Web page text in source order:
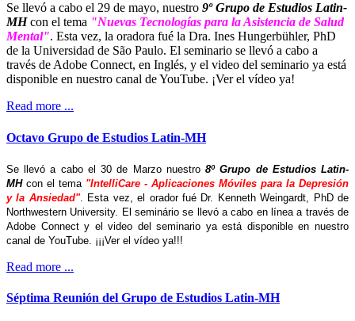
Se llevó a cabo el 29 de mayo, nuestro 9º Grupo de Estudios Latin-
MHcon el tema "Nuevas Tecnologías para la Asistencia de Salud
Mental". Esta vez, la oradora fué la Dra. Ines Hungerbühler, PhD
de la Universidad de São Paulo. El seminario se llevó a cabo a
través de Adobe Connect, en Inglés, y el video del seminario ya está
disponible en nuestro canal de YouTube. ¡Ver el vídeo ya!
Read more ...
Octavo Grupo de Estudios Latin-MH
Se llevó a cabo el 30 de Marzo nuestro8º Grupo de Estudios Latin-
MHcon el tema "IntelliCare - Aplicaciones Móviles para la Depresión
y la Ansiedad". Esta vez, el orador fué Dr. Kenneth Weingardt, PhD de
Northwestern University. El seminário se llevó a cabo en línea a través de
Adobe Connect y el video del seminario ya está disponible en nuestro
canal de YouTube. ¡¡¡Ver el vídeo ya!!!
Read more ...
Séptima Reunión del Grupo de Estudios Latin-MH